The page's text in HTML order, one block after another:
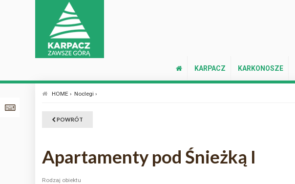
KARPACZ KARKONOSZE
HOME › Noclegi ›
POWRÓT
Apartamenty pod Śnieżką I
Rodzaj obiektu